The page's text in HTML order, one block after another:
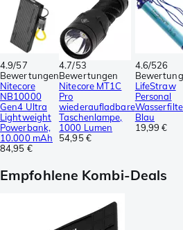
4.9/57
Bewertungen
Nitecore
NB10000
Gen4 Ultra
Lightweight
Powerbank,
10.000 mAh
84,95 €
4.7/53
Bewertungen
Nitecore MT1C
Pro
wiederaufladbare
Taschenlampe,
1000 Lumen
54,95 €
4.6/526
LifeStraw
Personal
Blau
19,99 €
Empfohlene Kombi-Deals